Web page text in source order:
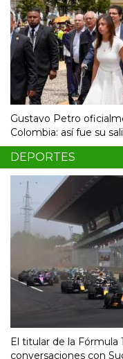
Gustavo Petro
Colombia: así fue su
DEPORTES
El titular de la
conversaciones con